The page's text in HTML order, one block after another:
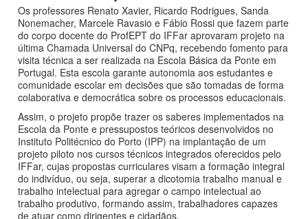
Os professores Renato Xavier, Ricardo Rodrigues, Sanda
Nonemacher, Marcele Ravasio e Fábio Rossi que fazem parte
do corpo docente do ProfEPT do IFFar aprovaram projeto na
última Chamada Universal do CNPq, recebendo fomento para
visita técnica a ser realizada na Escola Básica da Ponte em
Portugal. Esta escola garante autonomia aos estudantes e
comunidade escolar em decisões que são tomadas de forma
colaborativa e democrática sobre os processos educacionais.
Assim, o projeto propõe trazer os saberes implementados na
Escola da Ponte e pressupostos teóricos desenvolvidos no
Instituto Politécnico do Porto (IPP) na implantação de um
projeto piloto nos cursos técnicos integrados oferecidos pelo
IFFar, cujas propostas curriculares visam a formação integral
do indivíduo, ou seja, superar a dicotomia trabalho manual e
trabalho intelectual para agregar o campo intelectual ao
trabalho produtivo, formando assim, trabalhadores capazes
de atuar como dirigentes e cidadãos.